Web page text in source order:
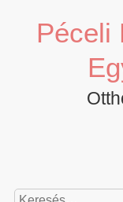
contentPéceli
Keresés: